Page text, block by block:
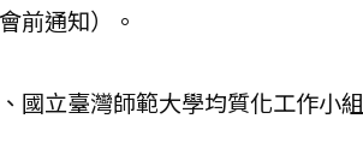
前通知）。
國立臺灣師範大學均質化工作小組